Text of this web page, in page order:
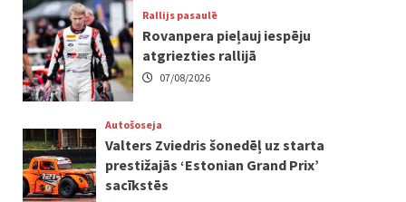
Rallijs pasaulē
Rovanpera pieļauj iespēju
atgriezties rallijā
07/08/2026
Autošoseja
Valters Zviedris šonedēļ uz starta
prestižajās ‘Estonian Grand Prix’
sacīkstēs